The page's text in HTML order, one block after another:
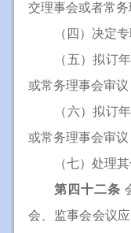
交理事会或者常务
（四）决定
（五）拟订
或常务理事会审议
（六）拟订
或常务理事会审议
（七）处理
第四十二条
会、监事会会议